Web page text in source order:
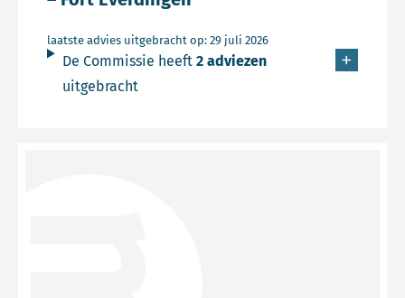
laatste advies uitgebracht op: 29 juli 2026
De Commissie heeft 2 adviezen
uitgebracht